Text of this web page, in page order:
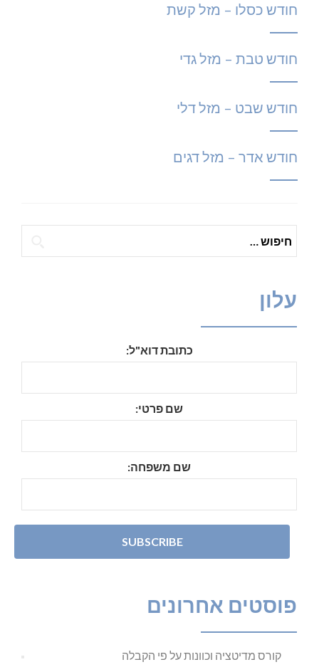
חודש כסלו – מזל קשת
חודש טבת – מזל גדי
חודש שבט – מזל דלי
חודש אדר – מזל דגים
עלון
כתובת דוא"ל:
שם פרטי:
שם משפחה:
פוסטים אחרונים
קורס מדיטציה וכוונות על פי הקבלה